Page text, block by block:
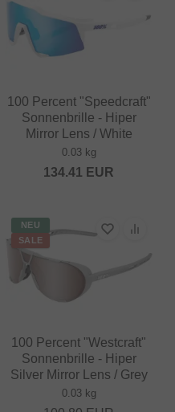
100 Percent "Speedcraft"
Sonnenbrille - Hiper
Mirror Lens / White
0.03 kg
134.41 EUR
NEU
SALE
100 Percent "Westcraft"
Sonnenbrille - Hiper
Silver Mirror Lens / Grey
0.03 kg